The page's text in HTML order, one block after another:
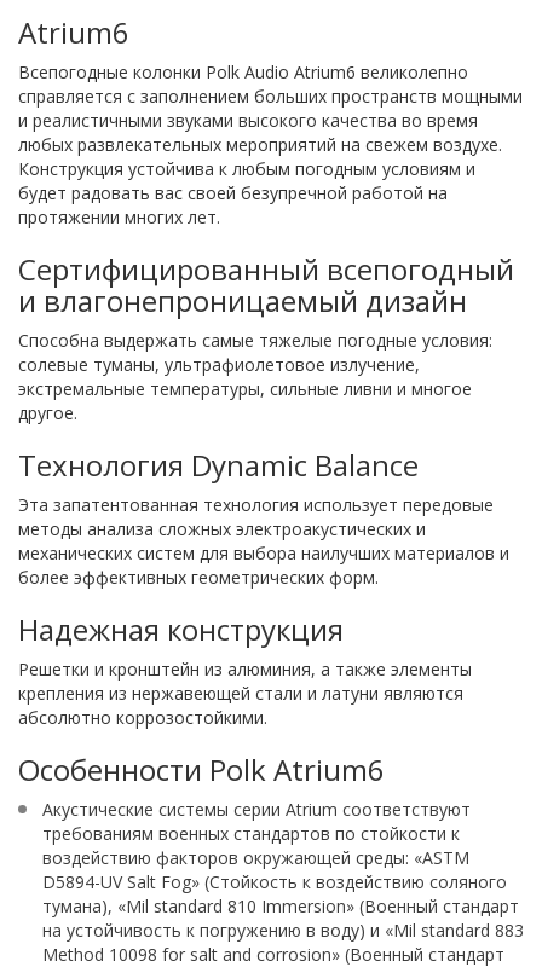
Atrium6
Всепогодные колонки Polk Audio Atrium6 великолепно
справляется с заполнением больших пространств мощными
и реалистичными звуками высокого качества во время
любых развлекательных мероприятий на свежем воздухе.
Конструкция устойчива к любым погодным условиям и
будет радовать вас своей безупречной работой на
протяжении многих лет.
Сертифицированный всепогодный
и влагонепроницаемый дизайн
Способна выдержать самые тяжелые погодные условия:
солевые туманы, ультрафиолетовое излучение,
экстремальные температуры, сильные ливни и многое
другое.
Технология Dynamic Balance
Эта запатентованная технология использует передовые
методы анализа сложных электроакустических и
механических систем для выбора наилучших материалов и
более эффективных геометрических форм.
Надежная конструкция
Решетки и кронштейн из алюминия, а также элементы
крепления из нержавеющей стали и латуни являются
абсолютно коррозостойкими.
Особенности Polk Atrium6
Акустические системы серии Atrium соответствуют
требованиям военных стандартов по стойкости к
воздействию факторов окружающей среды: «ASTM
D5894-UV Salt Fog» (Стойкость к воздействию соляного
тумана), «Mil standard 810 Immersion» (Военный стандарт
на устойчивость к погружению в воду) и «Mil standard 883
Method 10098 for salt and corrosion» (Военный стандарт